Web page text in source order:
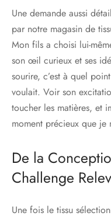
Une demande aussi
par notre magasin de
Mon fils a choisi lui-
son œil curieux et ses
sourire, c’est à quel
voulait. Voir son
toucher les matières, et
moment précieux que je
De la
Challenge
Une fois le tissu